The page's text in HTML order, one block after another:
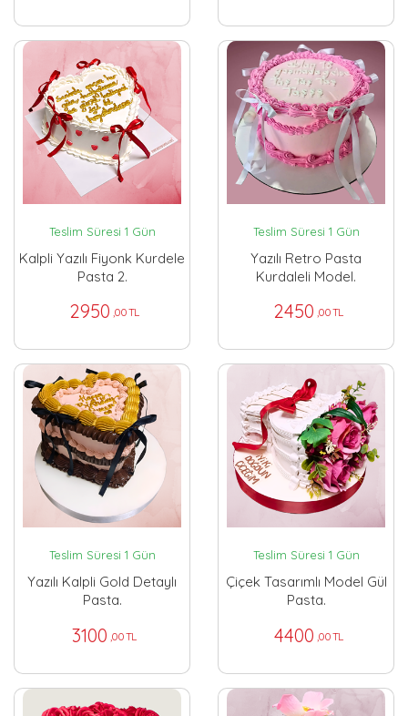
Teslim Süresi 1 Gün
Kalpli Yazılı Fiyonk Kurdele
Pasta 2.
2950 ,00 TL
Teslim Süresi 1 Gün
Yazılı Retro Pasta
Kurdaleli Model.
2450 ,00 TL
Teslim Süresi 1 Gün
Yazılı Kalpli Gold Detaylı
Pasta.
3100 ,00 TL
Teslim Süresi 1 Gün
Çiçek Tasarımlı Model Gül
Pasta.
4400 ,00 TL